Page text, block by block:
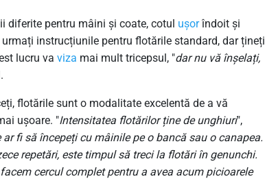
diferite pentru mâini și coate, cotul ușorîndoit și
instrucțiunile pentru flotările standard, dar țineți
lucru va viza mai mult tricepsul, "dar nu vă înșelați,
flotările sunt o modalitate excelentă de a vă
ușoare. "Intensitatea flotărilor ține de unghiuri",
fi să începeți cu mâinile pe o bancă sau o canapea.
repetări, este timpul să treci la flotări în genunchi.
cercul complet pentru a avea acum picioarele